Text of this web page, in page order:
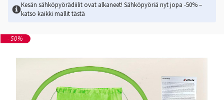
Kesän sähköpyörädiilit ovat alkaneet! Sähköpyöriä nyt jopa -50% –
katso kaikki mallittästä
-50%